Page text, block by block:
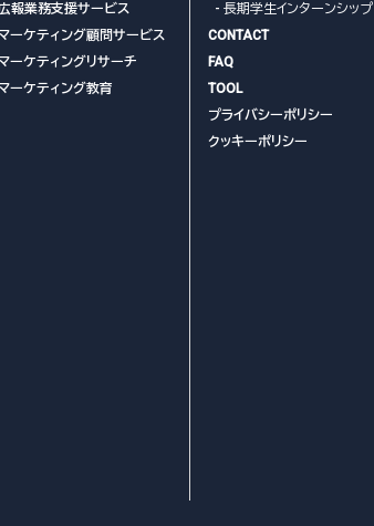
せのため
外の第三者に提供、開示等はい
令の定める事務に利用する場合の
報業務支援サービス
ーケティング顧問サービス
ーケティングリサーチ
ーケティング教育
- 長期学生インターンシップ
CONTACT
FAQ
TOOL
プライバシーポリシー
クッキーポリシー